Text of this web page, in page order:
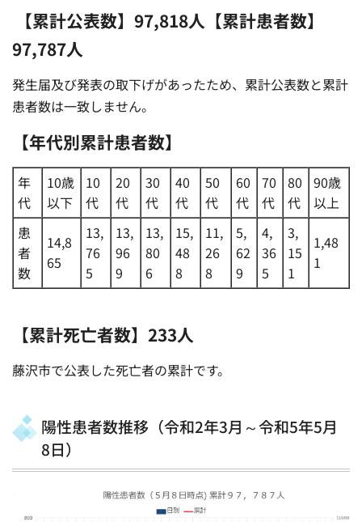
【累計公表数】97,818人【累計患者数】
97,787人
発生届及び発表の取下げがあったため、累計公表数と累計
患者数は一致しません。
【年代別累計患者数】
年
代
10歳
以下
10
代
20
代
30
代
40
代
50
代
60
代
70
代
80
代
90歳
以上
患
者
数
14,8
65
13,
76
5
13,
96
9
13,
80
6
15,
48
8
11,
26
8
5,
62
9
4,
36
5
3,
15
1
1,48
1
【累計死亡者数】233人
藤沢市で公表した死亡者の累計です。
陽性患者数推移（令和2年3月～令和5年5月
8日）